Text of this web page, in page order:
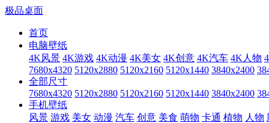
极品桌面
首页
电脑壁纸
4K风景 4K游戏 4K动漫 4K美女 4K创意 4K汽车 4K人物
7680x4320 5120x2880 5120x2160 5120x1440 3840x2400
全部尺寸
7680x4320 5120x2880 5120x2160 5120x1440 3840x2400
手机壁纸
风景 游戏 美女 动漫 汽车 创意 美食 萌物 卡通 植物 人物